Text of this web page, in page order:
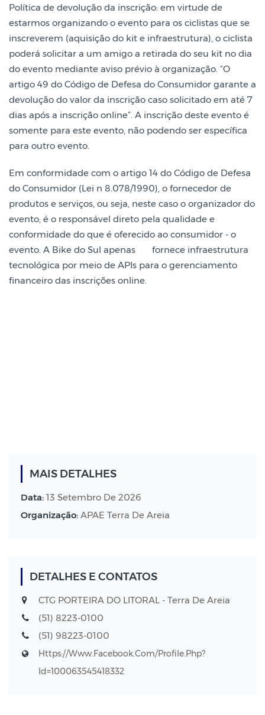
Política de devolução da inscrição: em virtude de
estarmos organizando o evento para os ciclistas que se
inscreverem (aquisição do kit e infraestrutura), o ciclista
poderá solicitar a um amigo a retirada do seu kit no dia
do evento mediante aviso prévio à organização. “O
artigo 49 do Código de Defesa do Consumidor garante a
devolução do valor da inscrição caso solicitado em até 7
dias após a inscrição online”. A inscrição deste evento é
somente para este evento, não podendo ser específica
para outro evento.
Em conformidade com o artigo 14 do Código de Defesa
do Consumidor (Lei n 8.078/1990), o fornecedor de
produtos e serviços, ou seja, neste caso o organizador do
evento, é o responsável direto pela qualidade e
conformidade do que é oferecido ao consumidor - o
evento. A Bike do Sul apenas
fornece infraestrutura
tecnológica por meio de APIs para o gerenciamento
financeiro das inscrições online.
MAIS DETALHES
Data: 13 Setembro De 2026
Organização: APAE Terra De Areia
DETALHES E CONTATOS
CTG PORTEIRA DO LITORAL - Terra De Areia
(51) 8223-0100
(51) 98223-0100
Https://www.facebook.com/profile.php?
Id=100063545418332